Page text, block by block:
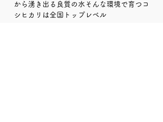
から湧き出る良質の水そんな環境で育つコ
シヒカリは全国トップレベル